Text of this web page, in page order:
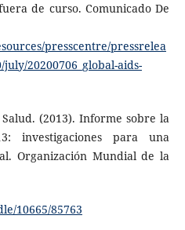
de curso. Comunicado De
presscentre/pressrelea
20200706_global-aids-
(‎2013)‎. Informe sobre la
investigaciones para una
Organización Mundial de la
10665/85763